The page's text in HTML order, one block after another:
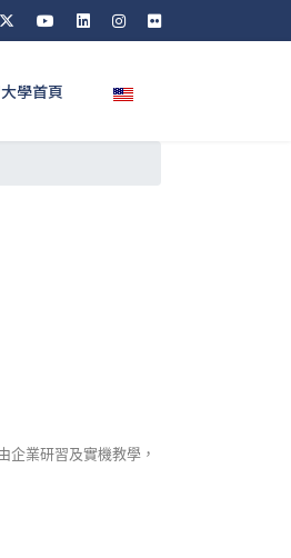
學首頁 選擇你的語言
業研習及實機教學，